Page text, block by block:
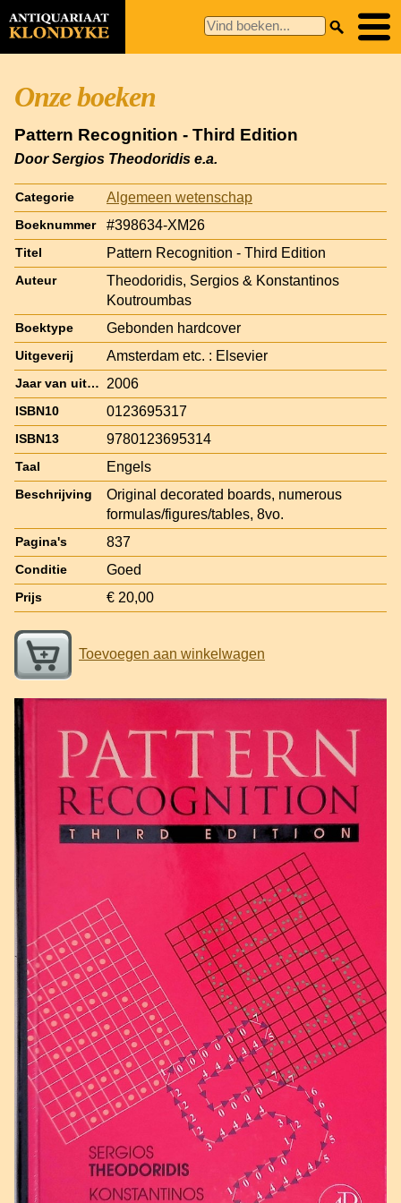
Onze boeken
Pattern Recognition - Third Edition
Door Sergios Theodoridis e.a.
Categorie Algemeen wetenschap
Boeknummer #398634-XM26
Titel Pattern Recognition - Third Edition
Auteur
Theodoridis, Sergios & Konstantinos
Koutroumbas
Boektype Gebonden hardcover
Uitgeverij Amsterdam etc. : Elsevier
Jaar van uitgave 2006
ISBN10 0123695317
ISBN13 9780123695314
Taal Engels
Beschrijving
Original decorated boards, numerous
formulas/figures/tables, 8vo.
Pagina's 837
Conditie Goed
Prijs € 20,00
Toevoegen aan winkelwagen